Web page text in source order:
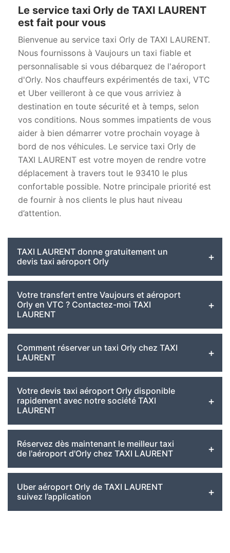
Le service taxi Orly de TAXI LAURENT
est fait pour vous
Bienvenue au service taxi Orly de TAXI LAURENT.
Nous fournissons à Vaujours un taxi fiable et
personnalisable si vous débarquez de l'aéroport
d'Orly. Nos chauffeurs expérimentés de taxi, VTC
et Uber veilleront à ce que vous arriviez à
destination en toute sécurité et à temps, selon
vos conditions. Nous sommes impatients de vous
aider à bien démarrer votre prochain voyage à
bord de nos véhicules. Le service taxi Orly de
TAXI LAURENT est votre moyen de rendre votre
déplacement à travers tout le 93410 le plus
confortable possible. Notre principale priorité est
de fournir à nos clients le plus haut niveau
d’attention.
TAXI LAURENT donne gratuitement un
devis taxi aéroport Orly
Votre transfert entre Vaujours et aéroport
Orly en VTC ? Contactez-moi TAXI
LAURENT
Comment réserver un taxi Orly chez TAXI
LAURENT
Votre devis taxi aéroport Orly disponible
rapidement avec notre société TAXI
LAURENT
Réservez dès maintenant le meilleur taxi
de l'aéroport d'Orly chez TAXI LAURENT
Uber aéroport Orly de TAXI LAURENT
suivez l’application